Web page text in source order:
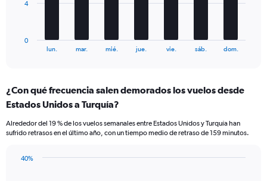
The
Range:
7
The
chart
lun. mar. mié. jue. vie. sáb. dom.
0
4
¿Con qué frecuencia salen demorados los vuelos desde
Estados Unidos a Turquía?
Alrededor del 19 % de los vuelos semanales entre Estados Unidos y Turquía han
sufrido retrasos en el último año, con un tiempo medio de retraso de 159 minutos.
40%